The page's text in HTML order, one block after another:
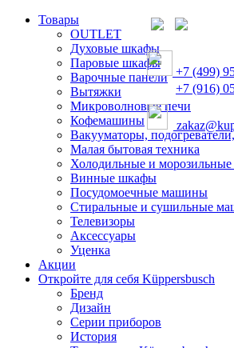
Товары
OUTLET
Духовые шкафы
Паровые шкафы
Варочные панели
Вытяжки
Микроволновые печи
Кофемашины
Вакууматоры,
Малая бытовая техника
Холодильные и
Винные шкафы
Посудомоечные машины
Стиральные и сушильные
Телевизоры
Аксессуары
Уценка
Акции
Откройте для себя Küppersbusch
Бренд
Дизайн
Серии приборов
История
+7 (499)
+7 (916)